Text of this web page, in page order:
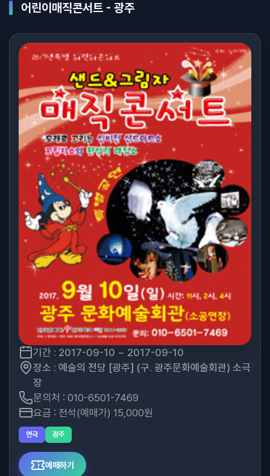
어린이매직콘서트 - 광주
기간 : 2017-09-10 ~ 2017-09-10
장소 : 예술의 전당 [광주] (구. 광주문화예술회관) 소극
장
문의처 : 010-6501-7469
요금 : 전석(예매가) 15,000원
연극 광주
예매하기